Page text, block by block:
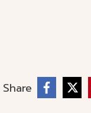
Share